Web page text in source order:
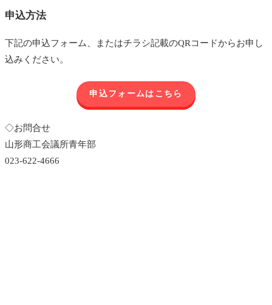
申込方法
下記の申込フォーム、またはチラシ記載のQRコードからお申し
込みください。
申込フォームはこちら
◇お問合せ
山形商工会議所青年部
023-622-4666